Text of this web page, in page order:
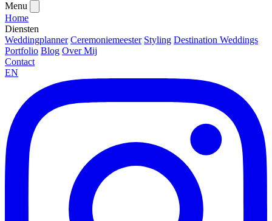
Menu
Home
Diensten
Weddingplanner Ceremoniemeester Styling Destination Weddings
Portfolio Blog Over Mij
Contact
EN